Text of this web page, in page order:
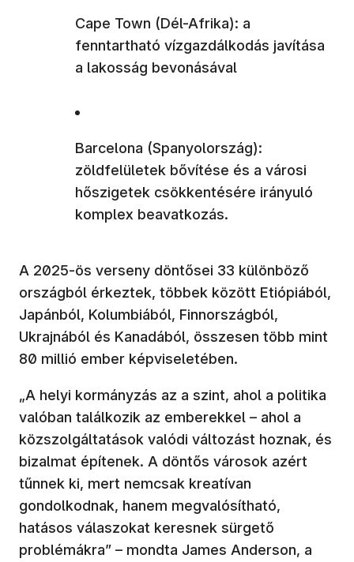
Cape Town (Dél-Afrika): a
fenntartható vízgazdálkodás javítása
a lakosság bevonásával
Barcelona (Spanyolország):
zöldfelületek bővítése és a városi
hőszigetek csökkentésére irányuló
komplex beavatkozás.
A 2025-ös verseny döntősei 33 különböző
országból érkeztek, többek között Etiópiából,
Japánból, Kolumbiából, Finnországból,
Ukrajnából és Kanadából, összesen több mint
80 millió ember képviseletében.
„A helyi kormányzás az a szint, ahol a politika
valóban találkozik az emberekkel – ahol a
közszolgáltatások valódi változást hoznak, és
bizalmat építenek. A döntős városok azért
tűnnek ki, mert nemcsak kreatívan
gondolkodnak, hanem megvalósítható,
hatásos válaszokat keresnek sürgető
problémákra” – mondta James Anderson, a